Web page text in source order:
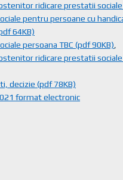
ridicare prestatii sociale
pentru persoane cu
64KB)
persoana TBC (pdf 90KB)
ridicare prestatii
decizie (pdf 78KB)
format electronic